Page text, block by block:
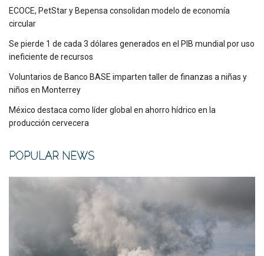
ECOCE, PetStar y Bepensa consolidan modelo de economía
circular
Se pierde 1 de cada 3 dólares generados en el PIB mundial por uso
ineficiente de recursos
Voluntarios de Banco BASE imparten taller de finanzas a niñas y
niños en Monterrey
México destaca como líder global en ahorro hídrico en la
producción cervecera
POPULAR NEWS